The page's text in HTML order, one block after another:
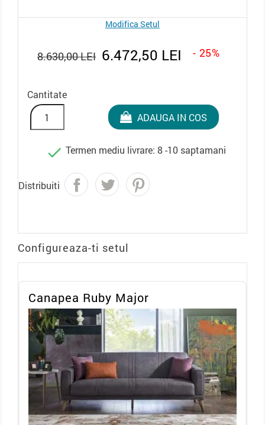
Modifica Setul
6.472,50 LEI - 25%
8.630,00 LEI
Cantitate
ADAUGA IN COS
 Termen mediu livrare: 8 -10 saptamani
Distribuiti
Configureaza-ti setul
Canapea Ruby Major